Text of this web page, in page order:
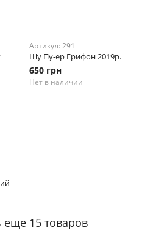
Артикул: 291
Шу Пу-ер Грифон 2019р.
650 грн
Нет в наличии
еще 15 товаров